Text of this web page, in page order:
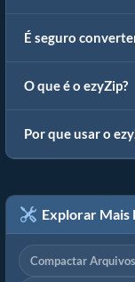
É seguro
O que é o ezyZip?
Por que usar o
Explorar Mais
Compactar